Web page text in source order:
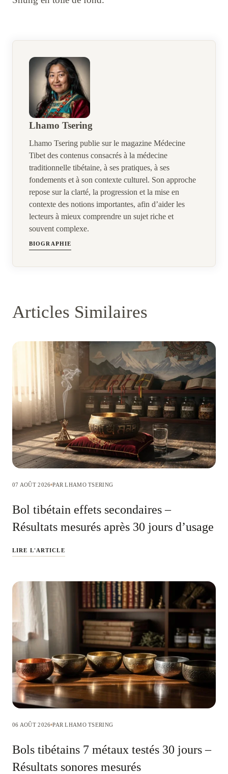
Lhamo Tsering
Lhamo Tsering publie sur le magazine Médecine
Tibet des contenus consacrés à la médecine
traditionnelle tibétaine, à ses pratiques, à ses
fondements et à son contexte culturel. Son approche
repose sur la clarté, la progression et la mise en
contexte des notions importantes, afin d’aider les
lecteurs à mieux comprendre un sujet riche et
souvent complexe.
BIOGRAPHIE
Articles Similaires
07 AOÛT 2026 PAR LHAMO TSERING
Bol tibétain effets secondaires –
Résultats mesurés après 30 jours d’usage
LIRE L'ARTICLE
06 AOÛT 2026 PAR LHAMO TSERING
Bols tibétains 7 métaux testés 30 jours –
Résultats sonores mesurés